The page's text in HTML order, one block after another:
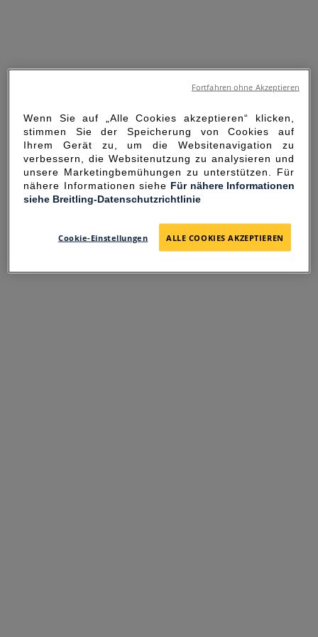
SORRY FOR THE
INCONVENIENCE
Wenn Sie auf „Alle Cookies akzeptieren“ klicken,
stimmen Sie der Speicherung von Cookies auf
Ihrem Gerät zu, um die Websitenavigation zu
verbessern, die Websitenutzung zu analysieren und
unsere Marketingbemühungen zu unterstützen. Für
nähere Informationen siehe Für nähere Informationen
siehe Breitling-Datenschutzrichtlinie
Cookie-Einstellungen ALLE COOKIES AKZEPTIEREN
Fortfahren ohne Akzeptieren